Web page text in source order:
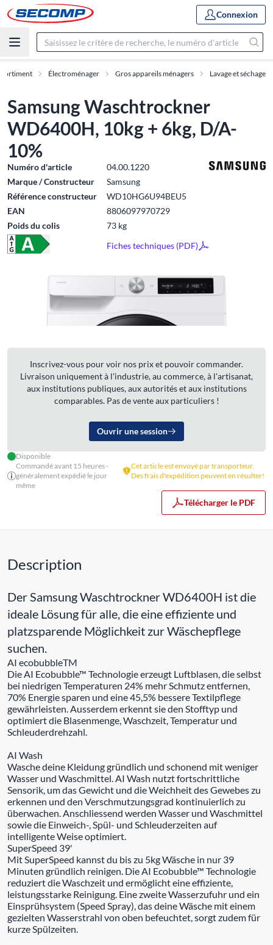
Connexion
Électroménager Gros appareils ménagers Lavage et séchage
Samsung Waschtrockner
WD6400H, 10kg + 6kg, D/A-
10%
Numéro d'article
04.00.1220
Marque / Constructeur
Samsung
Référence constructeur
WD10HG6U94BEU5
EAN
8806097970729
Poids du colis
73 kg
Fiches techniques (PDF)
Inscrivez-vous pour voir nos prix et pouvoir commander.
Livraison uniquement à l'industrie, au commerce, à l'artisanat,
aux institutions publiques, aux autorités et aux institutions
comparables. Pas de vente aux particuliers !
Ouvrir une session
Disponible
Commandé avant 15 heures -
généralement expédié le jour
même
Cet article est envoyé par transporteur.
Des frais d'expédition peuvent en résulter!
Télécharger le PDF
Description
Der Samsung Waschtrockner WD6400H ist die
ideale Lösung für alle, die eine effiziente und
platzsparende Möglichkeit zur Wäschepflege
suchen.
AI ecobubbleTM
Die AI Ecobubble™ Technologie erzeugt Luftblasen, die selbst
bei niedrigen Temperaturen 24% mehr Schmutz entfernen,
70% Energie sparen und eine 45,5% bessere Textilpflege
gewährleisten. Ausserdem erkennt sie den Stofftyp und
optimiert die Blasenmenge, Waschzeit, Temperatur und
Schleuderdrehzahl.
AI Wash
Wasche deine Kleidung gründlich und schonend mit weniger
Wasser und Waschmittel. AI Wash nutzt fortschrittliche
Sensorik, um das Gewicht und die Weichheit des Gewebes zu
erkennen und den Verschmutzungsgrad kontinuierlich zu
überwachen. Anschliessend werden Wasser und Waschmittel
sowie die Einweich-, Spül- und Schleuderzeiten auf
intelligente Weise optimiert.
SuperSpeed 39'
Mit SuperSpeed kannst du bis zu 5kg Wäsche in nur 39
Minuten gründlich reinigen. Die AI Ecobubble™ Technologie
reduziert die Waschzeit und ermöglicht eine effiziente,
leistungsstarke Reinigung. Eine zweite Wasserzufuhr und ein
Einsprühsystem (Speed Spray), das deine Wäsche mit einem
gezielten Wasserstrahl von oben befeuchtet, sorgt zudem für
kurze Spülzeiten.